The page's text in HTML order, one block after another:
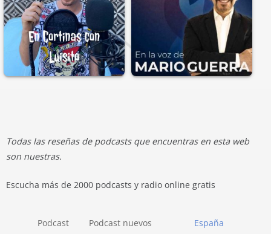
Todas las reseñas de podcasts que encuentras en esta web
son nuestras.
Escucha más de 2000 podcasts y radio online gratis
España
Podcast Podcast nuevos